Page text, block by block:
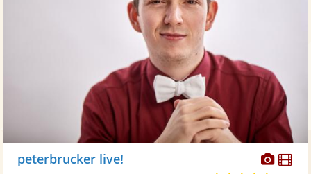
peterbrucker live!